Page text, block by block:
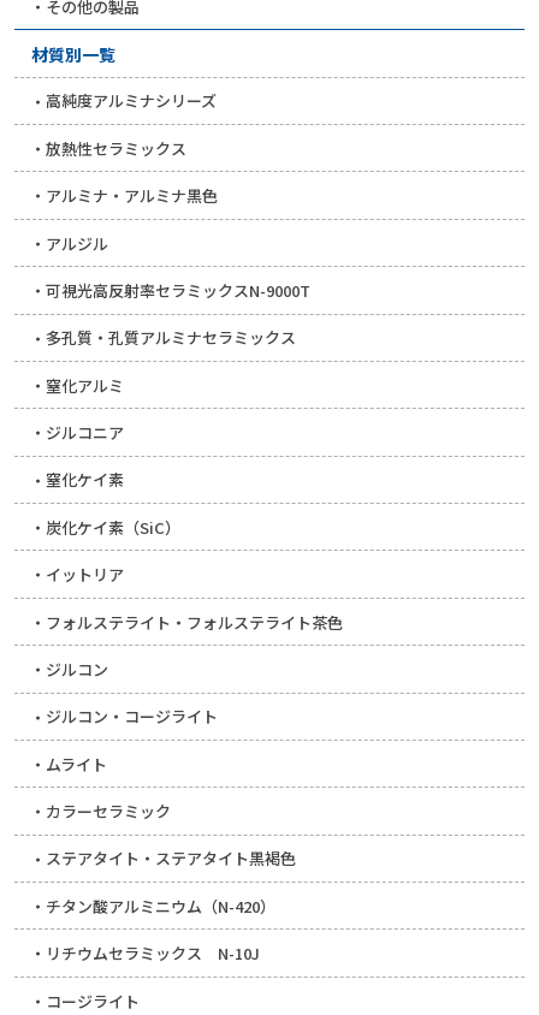
その他の製品
材質別一覧
高純度アルミナシリーズ
放熱性セラミックス
アルミナ・アルミナ黒色
アルジル
可視光高反射率セラミックスN-9000T
多孔質・孔質アルミナセラミックス
窒化アルミ
ジルコニア
窒化ケイ素
炭化ケイ素（SiC）
イットリア
フォルステライト・フォルステライト茶色
ジルコン
ジルコン・コージライト
ムライト
カラーセラミック
ステアタイト・ステアタイト黒褐色
チタン酸アルミニウム（N-420）
リチウムセラミックス N-10J
コージライト